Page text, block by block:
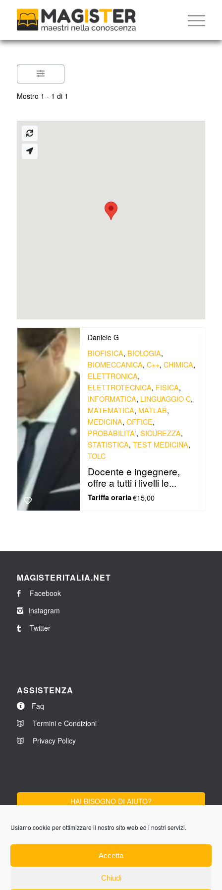
Usiamo cookie per ottimizzare il nostro sito web ed i nostri servizi.
Accetta
Chiudi
Mostro 1 - 1 di 1
Daniele G
BIOFISICA, BIOLOGIA,
BIOMECCANICA, C++, CHIMICA,
ELETTRONICA,
ELETTROTECNICA, FISICA,
INFORMATICA, LINGUAGGIO C,
MATEMATICA, MATLAB,
MEDICINA, OFFICE,
PROBABILITA', SICUREZZA,
STATISTICA, TEST MEDICINA,
TOLC
Docente e ingegnere,
offre a tutti i livelli le...
Tariffa oraria€15,00
MAGISTERITALIA.NET
Facebook
Instagram
Twitter
ASSISTENZA
Faq
Termini e Condizioni
Privacy Policy
HAI BISOGNO DI AIUTO?
14:00 - 18:00